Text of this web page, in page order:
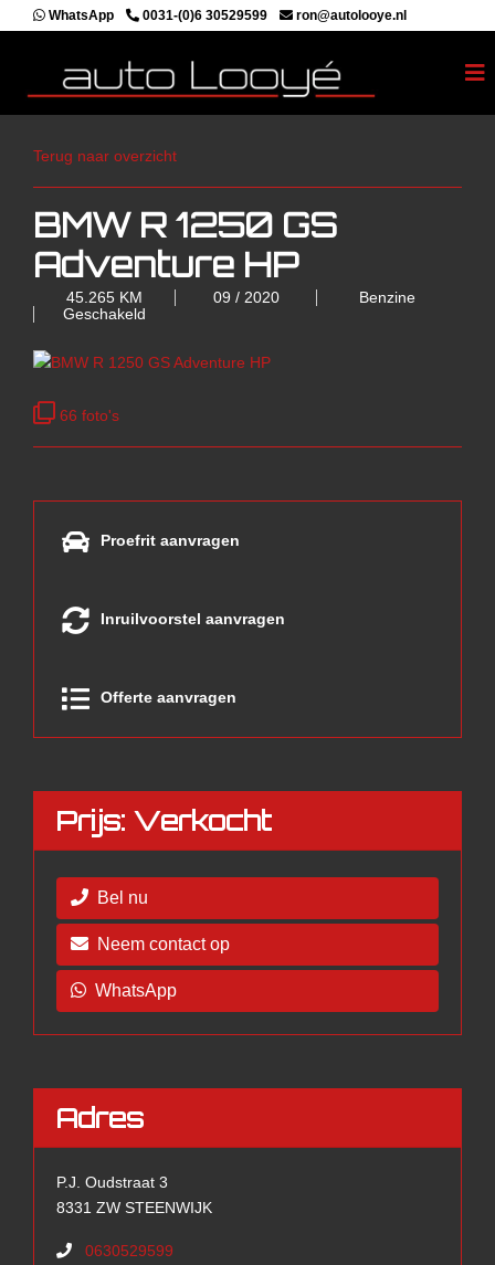
WhatsApp 0031-(0)6 30529599 ron@autolooye.nl
Terug naar overzicht
BMW R 1250 GS
Adventure HP
45.265 KM 09 / 2020
Benzine
Geschakeld
66 foto's
Proefrit aanvragen
Inruilvoorstel aanvragen
Offerte aanvragen
Prijs: Verkocht
Bel nu
Neem contact op
WhatsApp
Adres
P.J. Oudstraat 3
8331 ZW STEENWIJK
0630529599